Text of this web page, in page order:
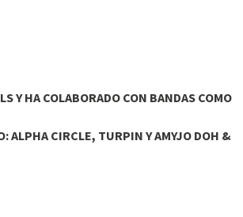
Y HA COLABORADO CON BANDAS COMO
ALPHA CIRCLE, TURPIN Y AMYJO DOH &